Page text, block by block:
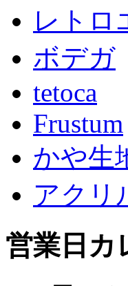
レトロ
ボデガ
tetoca
Frustum
かや生
アクリ
営業日カ